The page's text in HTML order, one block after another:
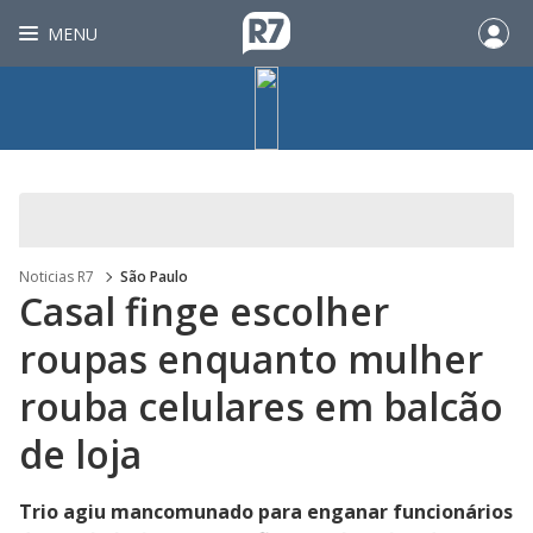
MENU
Noticias R7 São Paulo
Casal finge escolher
roupas enquanto mulher
rouba celulares em balcão
de loja
Trio agiu mancomunado para enganar funcionários